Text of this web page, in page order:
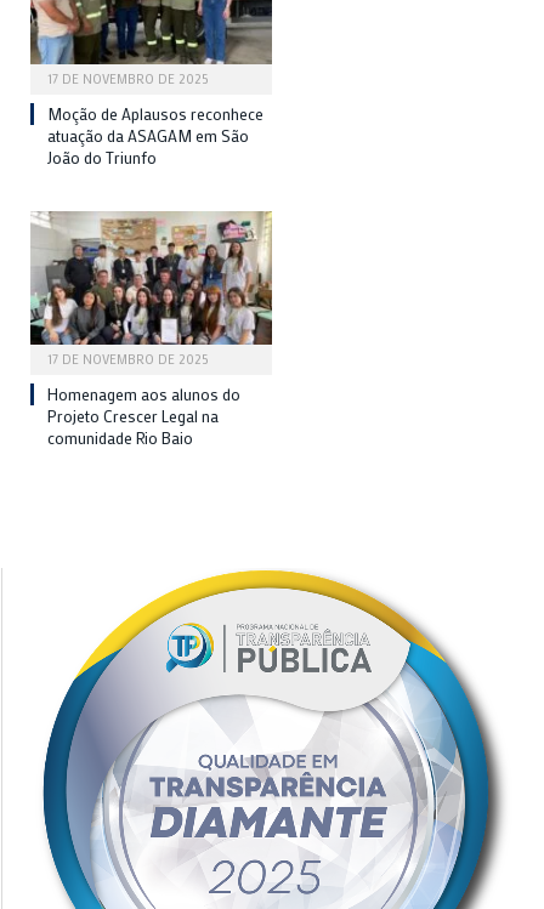
17 DE NOVEMBRO DE 2025
Moção de Aplausos reconhece
atuação da ASAGAM em São
João do Triunfo
17 DE NOVEMBRO DE 2025
Homenagem aos alunos do
Projeto Crescer Legal na
comunidade Rio Baio